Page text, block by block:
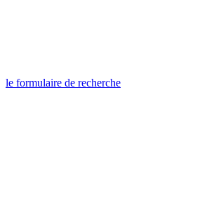
le formulaire de recherche